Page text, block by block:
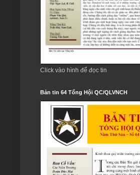
Click vào hình để đọc tin
Bản tin 64 Tổng Hội QC/QLVNCH